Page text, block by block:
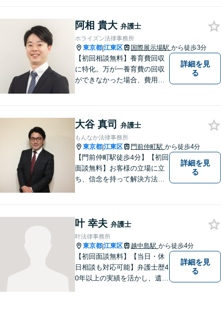
分野あり】民間企業出身の弁
護士が、経営者・ビジネスパ
ーソンの悩みに「速く・適切
に」対応。
阿相 貴大 弁護士
ホライズン法律事務所
東京都|江東区 国際展示場駅 から徒歩3分
【初回相談無料】養育費回収
に特化。万が一養育費の回収
ができなかった場合、費用は
談ください【国際展示場駅3
分】【LINE・電話・メール相
談OK】
詳細を見
る
大谷 真司 弁護士
もんなか法律事務所
東京都|江東区 門前仲町駅 から徒歩4分
【門前仲町駅徒歩4分】【初回
面談無料】お客様の立場に立
ち、信念を持って解決方法を
対応します。法律トラブルで
お悩みの方は、お気軽にご相
談ください。
詳細を見
る
叶 幸夫 弁護士
叶法律事務所
東京都|江東区 越中島駅 から徒歩4分
【初回面談無料】【当日・休
日相談も対応可能】弁護士歴4
0年以上の実績を活かし、遺産
詳細を見
る